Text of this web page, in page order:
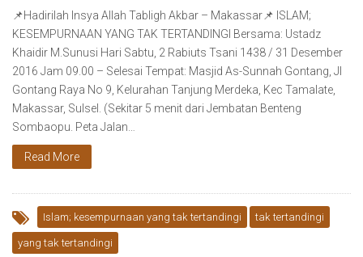
📌Hadirilah Insya Allah Tabligh Akbar – Makassar📌 ISLAM;
KESEMPURNAAN YANG TAK TERTANDINGI Bersama: Ustadz
Khaidir M.Sunusi Hari Sabtu, 2 Rabiuts Tsani 1438 / 31 Desember
2016 Jam 09.00 – Selesai Tempat: Masjid As-Sunnah Gontang, Jl
Gontang Raya No 9, Kelurahan Tanjung Merdeka, Kec Tamalate,
Makassar, Sulsel. (Sekitar 5 menit dari Jembatan Benteng
Sombaopu. Peta Jalan…
Read More
Islam; kesempurnaan yang tak tertandingi tak tertandingi
yang tak tertandingi